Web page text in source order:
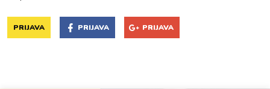
PRIJAVA PRIJAVA PRIJAVA